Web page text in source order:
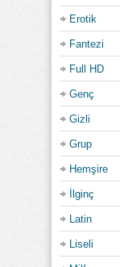
Erotik
Fantezi
Full HD
Genç
Gizli
Grup
Hemşire
İlginç
Latin
Liseli